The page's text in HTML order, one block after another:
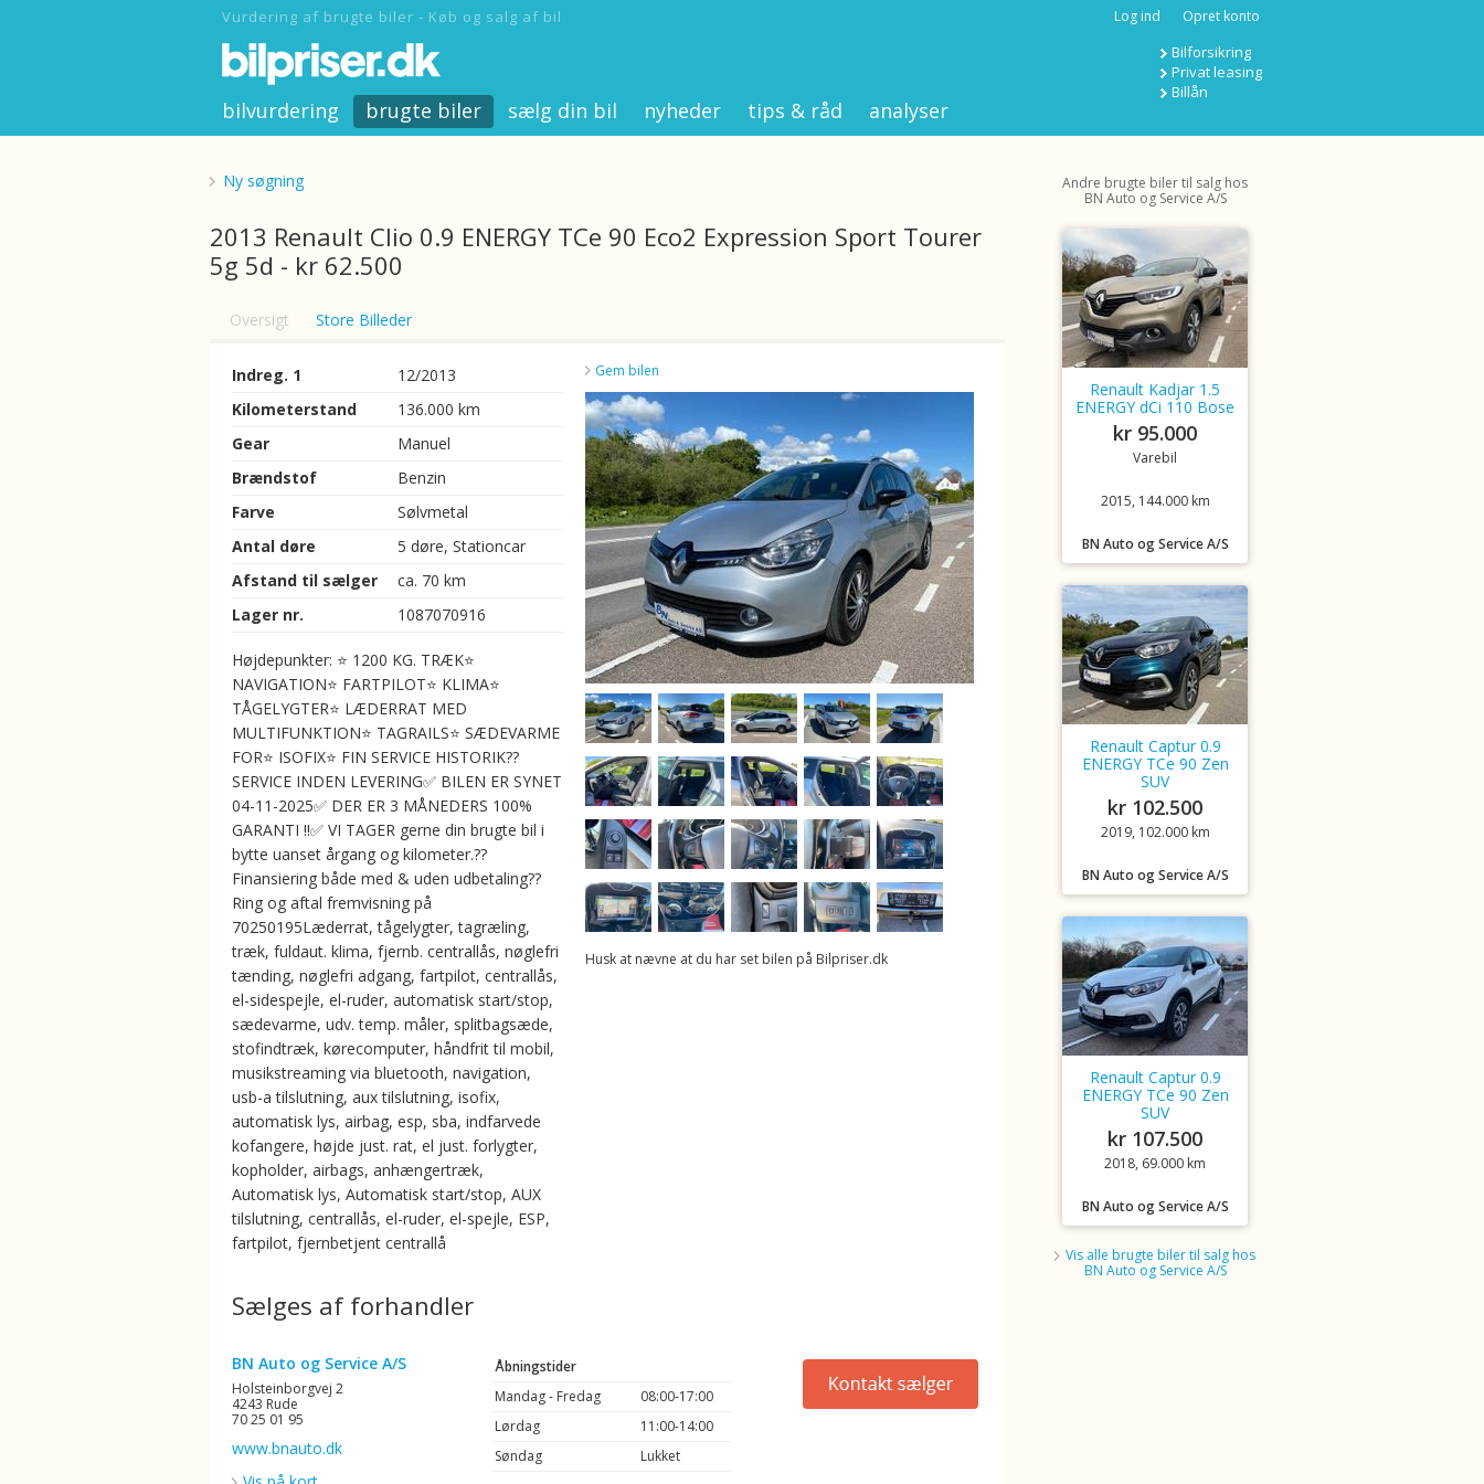
Vurdering af brugte biler - Køb og salg af bil Log ind Opret konto
Bilforsikring
Privat leasing
Billån
bilvurdering brugte biler sælg din bil nyheder tips & råd analyser
Ny søgning
2013 Renault Clio 0.9 ENERGY TCe 90 Eco2 Expression Sport Tourer
5g 5d - kr 62.500
Oversigt Store Billeder
Indreg. 1
12/2013
Kilometerstand
136.000 km
Gear
Manuel
Brændstof
Benzin
Farve
Sølvmetal
Antal døre
5 døre, Stationcar
Afstand til sælger
ca. 70 km
Lager nr.
1087070916
Højdepunkter: ⭐ 1200 KG. TRÆK⭐
NAVIGATION⭐ FARTPILOT⭐ KLIMA⭐
TÅGELYGTER⭐ LÆDERRAT MED
MULTIFUNKTION⭐ TAGRAILS⭐ SÆDEVARME
FOR⭐ ISOFIX⭐ FIN SERVICE HISTORIK??️
SERVICE INDEN LEVERING✅ BILEN ER SYNET
04-11-2025✅ DER ER 3 MÅNEDERS 100%
GARANTI !!✅ VI TAGER gerne din brugte bil i
bytte uanset årgang og kilometer.??
Finansiering både med & uden udbetaling??
Ring og aftal fremvisning på
70250195Læderrat, tågelygter, tagræling,
træk, fuldaut. klima, fjernb. centrallås, nøglefri
tænding, nøglefri adgang, fartpilot, centrallås,
el-sidespejle, el-ruder, automatisk start/stop,
sædevarme, udv. temp. måler, splitbagsæde,
stofindtræk, kørecomputer, håndfrit til mobil,
musikstreaming via bluetooth, navigation,
usb-a tilslutning, aux tilslutning, isofix,
automatisk lys, airbag, esp, sba, indfarvede
kofangere, højde just. rat, el just. forlygter,
kopholder, airbags, anhængertræk,
Automatisk lys, Automatisk start/stop, AUX
tilslutning, centrallås, el-ruder, el-spejle, ESP,
fartpilot, fjernbetjent centrallå
Gem bilen
Husk at nævne at du har set bilen på Bilpriser.dk
Sælges af forhandler
BN Auto og Service A/S
Holsteinborgvej 2
4243 Rude
70 25 01 95
www.bnauto.dk
Åbningstider
Mandag - Fredag
08:00-17:00
Lørdag
11:00-14:00
Søndag
Lukket
Andre brugte biler til salg hos
BN Auto og Service A/S
Renault Kadjar 1.5
ENERGY dCi 110 Bose
kr 95.000
Varebil
2015, 144.000 km
BN Auto og Service A/S
Renault Captur 0.9
ENERGY TCe 90 Zen
SUV
kr 102.500
2019, 102.000 km
BN Auto og Service A/S
Renault Captur 0.9
ENERGY TCe 90 Zen
SUV
kr 107.500
2018, 69.000 km
BN Auto og Service A/S
Vis alle brugte biler til salg hos
BN Auto og Service A/S